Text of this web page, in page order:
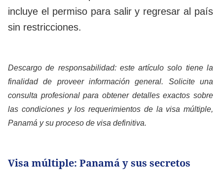
incluye el permiso para salir y regresar al país
sin restricciones.
Descargo de responsabilidad: este artículo solo tiene la
finalidad de proveer información general. Solicite una
consulta profesional para obtener detalles exactos sobre
las condiciones y los requerimientos de la visa múltiple,
Panamá y su proceso de visa definitiva.
Visa múltiple: Panamá y sus secretos